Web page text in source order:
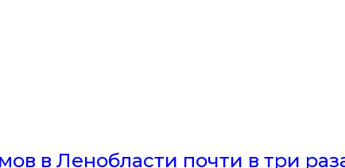
в Ленобласти почти в три